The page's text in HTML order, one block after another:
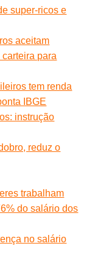
super-ricos e
aceitam
para
tem renda
IBGE
instrução
reduz o
trabalham
do salário dos
no salário